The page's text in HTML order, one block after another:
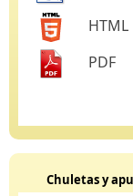
HTML
PDF
Chuletas y